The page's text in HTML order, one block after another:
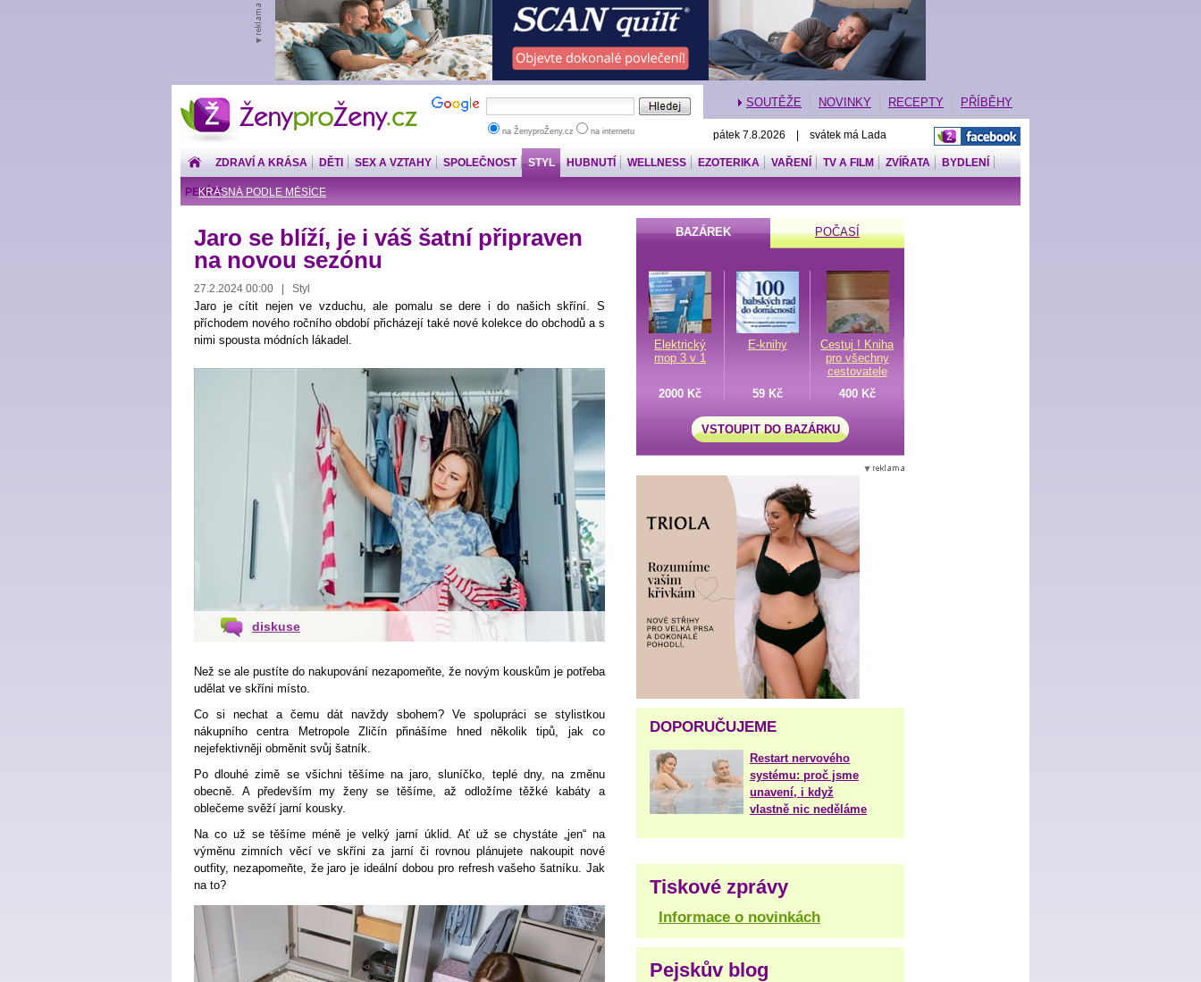
ŽenyproŽeny.cz
na ŽenyproŽeny.cz na internetu
SOUTĚŽE NOVINKY RECEPTY PŘÍBĚHY
pátek 7.8.2026 | svátek má Lada
ZDRAVÍ A KRÁSA DĚTI SEX A VZTAHY SPOLEČNOST STYL
KRÁSNÁ PODLE MĚSÍCE
HUBNUTÍ WELLNESS EZOTERIKA VAŘENÍ TV A FILM ZVÍŘATA BYDLENÍ
PENÍZE
Jaro se blíží, je i váš šatní připraven
na novou sezónu
27.2.2024 00:00 | Styl
Jaro je cítit nejen ve vzduchu, ale pomalu se dere i do našich skříní. S
příchodem nového ročního období přicházejí také nové kolekce do obchodů a s
nimi spousta módních lákadel.
diskuse
Než se ale pustíte do nakupování nezapomeňte, že novým kouskům je potřeba
udělat ve skříni místo.
Co si nechat a čemu dát navždy sbohem? Ve spolupráci se stylistkou
nákupního centra Metropole Zličín přinášíme hned několik tipů, jak co
nejefektivněji obměnit svůj šatník.
Po dlouhé zimě se všichni těšíme na jaro, sluníčko, teplé dny, na změnu
obecně. A především my ženy se těšíme, až odložíme těžké kabáty a
oblečeme svěží jarní kousky.
Na co už se těšíme méně je velký jarní úklid. Ať už se chystáte „jen“ na
výměnu zimních věcí ve skříni za jarní či rovnou plánujete nakoupit nové
outfity, nezapomeňte, že jaro je ideální dobou pro refresh vašeho šatníku. Jak
na to?
BAZÁREK POČASÍ
Elektrický
mop 3 v 1
E-knihy
Cestuj ! Kniha
pro všechny
cestovatele
2000 Kč
59 Kč 400 Kč
VSTOUPIT DO BAZÁRKU
DOPORUČUJEME
Restart nervového
systému: proč jsme
unavení, i když
vlastně nic neděláme
Tiskové zprávy
Informace o novinkách
Pejskův blog